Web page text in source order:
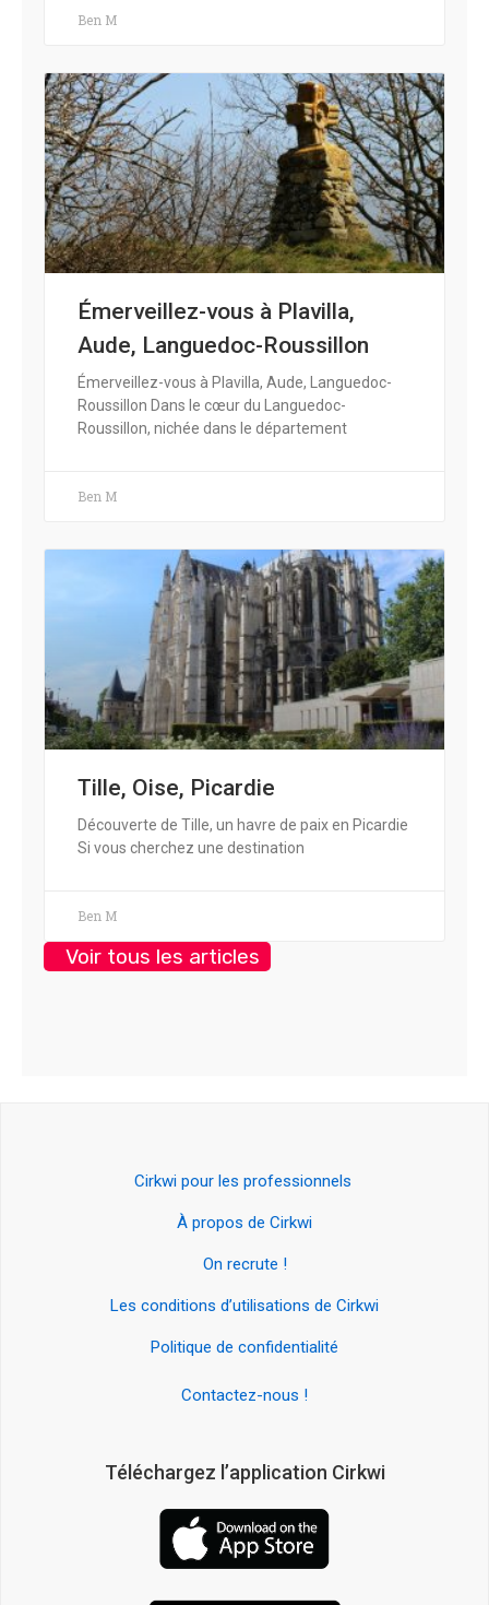
Ben M
Émerveillez-vous à Plavilla,
Aude, Languedoc-Roussillon
Émerveillez-vous à Plavilla, Aude, Languedoc-
Roussillon Dans le cœur du Languedoc-
Roussillon, nichée dans le département
Ben M
Tille, Oise, Picardie
Découverte de Tille, un havre de paix en Picardie
Si vous cherchez une destination
Ben M
Voir tous les articles
Cirkwi pour les professionnels
À propos de Cirkwi
On recrute !
Les conditions d’utilisations de Cirkwi
Politique de confidentialité
Contactez-nous !
Téléchargez l’application Cirkwi